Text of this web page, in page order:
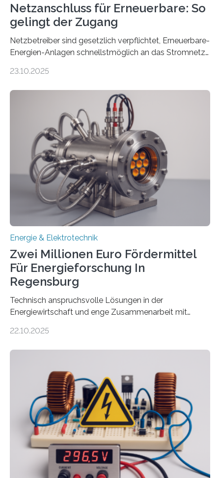
Netzanschluss für Erneuerbare: So
gelingt der Zugang
Netzbetreiber sind gesetzlich verpflichtet, Erneuerbare-
Energien-Anlagen schnellstmöglich an das Stromnetz
ermöglichen. Doch der dafür nötige Netzausbau hinkt
einem „Anschlussstau“. Die Stiftung
Umweltenergierecht hat den Rechtsrahmen in einem
neuen Bericht für die Praxis eingeordnet – inklusive der
Rolle von flexiblen Netzanschlussvereinbarungen. Der
Netzanschluss von Erneuerbare-Energien-Anlagen
(EE-Anlagen) ist entscheidend für die Energiewende.
Denn ohne Anschluss an das Netz kann kein Strom
eingespeist werden. Nach dem Erneuerbare-Energien-
Gesetz (EEG) sind Netzbetreiber…
23.10.2025
Energie & Elektrotechnik
Zwei Millionen Euro Fördermittel
Für Energieforschung In
Regensburg
Technisch anspruchsvolle Lösungen in der
Energiewirtschaft und enge Zusammenarbeit mit
neuen EU-geförderten Transfer-Projekte zu
Energietechnologien werden vom Europäischen
Sozialfonds Plus (ESF+) gefördert – mit einer
Gesamtsumme von mehr als zwei Millionen Euro.
Damit zählt die Hochschule zu den großen
Gewinnerinnen der aktuellen Förderrunde des
Bayerischen Wissenschaftsministeriums. Im
Mittelpunkt steht der direkte Wissenstransfer: Neue
wissenschaftliche Erkenntnisse sollen rasch in die
22.10.2025